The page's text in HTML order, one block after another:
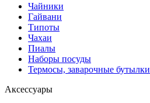
Чайники
Гайвани
Типоты
Чахаи
Пиалы
Наборы посуды
Термосы, заварочные бутылки
Аксессуары